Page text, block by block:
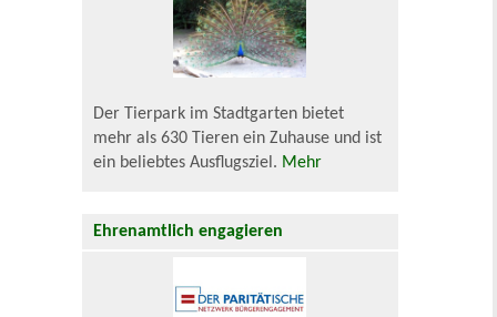
Der Tierpark im Stadtgarten bietet
mehr als 630 Tieren ein Zuhause und ist
ein beliebtes Ausflugsziel. Mehr
Ehrenamtlich engagieren